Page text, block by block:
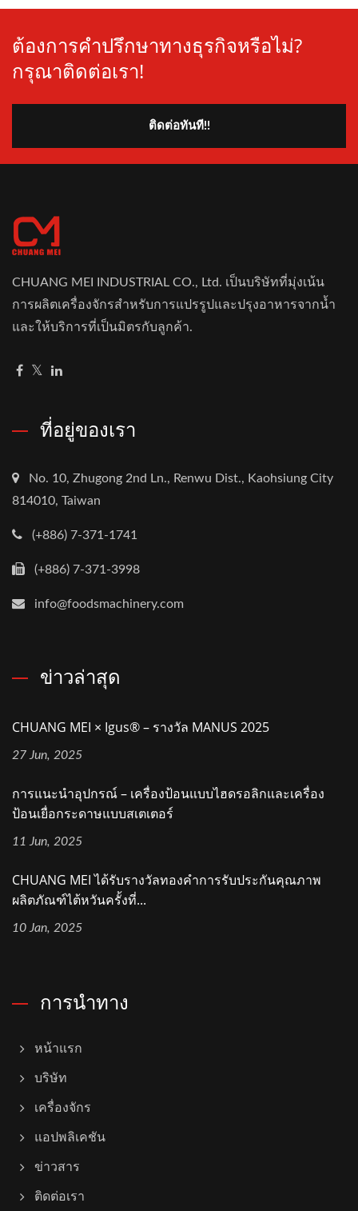
ต้องการคำปรึกษาทางธุรกิจหรือไม่?
กรุณาติดต่อเรา!
ติดต่อทันที!!
CHUANG MEI INDUSTRIAL CO., Ltd. เป็นบริษัทที่มุ่งเน้น
การผลิตเครื่องจักรสำหรับการแปรรูปและปรุงอาหารจากน้ำ
และให้บริการที่เป็นมิตรกับลูกค้า.
ที่อยู่ของเรา
No. 10, Zhugong 2nd Ln., Renwu Dist., Kaohsiung City
814010, Taiwan
(+886) 7-371-1741
(+886) 7-371-3998
info@foodsmachinery.com
ข่าวล่าสุด
CHUANG MEI × Igus® – รางวัล MANUS 2025
27 Jun, 2025
การแนะนำอุปกรณ์ – เครื่องป้อนแบบไฮดรอลิกและเครื่อง
ป้อนเยื่อกระดาษแบบสเตเตอร์
11 Jun, 2025
CHUANG MEI ได้รับรางวัลทองคำการรับประกันคุณภาพ
ผลิตภัณฑ์ไต้หวันครั้งที่...
10 Jan, 2025
การนำทาง
หน้าแรก
บริษัท
เครื่องจักร
แอปพลิเคชัน
ข่าวสาร
ติดต่อเรา